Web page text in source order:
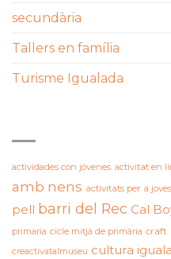
secundària
Tallers en família
Turisme Igualada
actividades con jóvenes activitat en
amb nens activitats per a joves
pell barri del Rec Cal
primaria cicle mitjà de primària craft
creactivatalmuseu cultura